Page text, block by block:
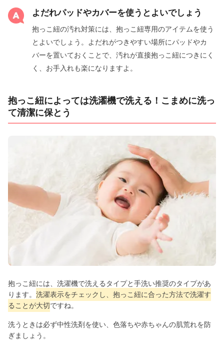
よだれパッドやカバーを使うとよいでしょう
抱っこ紐の汚れ対策には、抱っこ紐専用のアイテムを使う
とよいでしょう。よだれがつきやすい場所にパッドやカ
バーを置いておくことで、汚れが直接抱っこ紐につきにく
く、お手入れも楽になりますよ。
抱っこ紐によっては洗濯機で洗える！こまめに洗っ
て清潔に保とう
抱っこ紐には、洗濯機で洗えるタイプと手洗い推奨のタイプがあ
ります。 洗濯表示をチェックし、抱っこ紐に合った方法で洗濯す
ることが大切ですね。
洗うときは必ず中性洗剤を使い、色落ちや赤ちゃんの肌荒れを防
ぎましょう。